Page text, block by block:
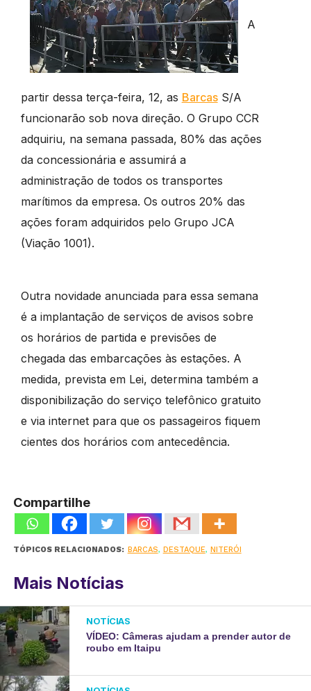
A
partir dessa terça-feira, 12, as BarcasS/A
funcionarão sob nova direção. O Grupo CCR
adquiriu, na semana passada, 80% das ações
da concessionária e assumirá a
administração de todos os transportes
marítimos da empresa. Os outros 20% das
ações foram adquiridos pelo Grupo JCA
(Viação 1001).
Outra novidade anunciada para essa semana
é a implantação de serviços de avisos sobre
os horários de partida e previsões de
chegada das embarcações às estações. A
medida, prevista em Lei, determina também a
disponibilização do serviço telefônico gratuito
e via internet para que os passageiros fiquem
cientes dos horários com antecedência.
Compartilhe
TÓPICOS RELACIONADOS: BARCAS, DESTAQUE, NITERÓI
Mais Notícias
NOTÍCIAS
VÍDEO: Câmeras ajudam a prender autor de
roubo em Itaipu